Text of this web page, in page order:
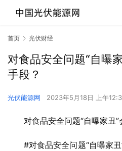
首页 光伏财经
对食品安全问题“自曝
手段？
光伏能源网 2023年5月18日 上午
对食品安全问题“自曝家丑
#对食品安全问题“自曝家